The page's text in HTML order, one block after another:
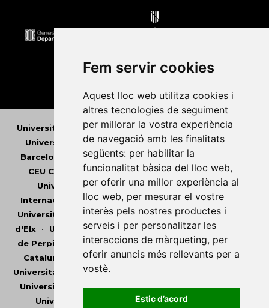
Fem servir cookies
Aquest lloc web utilitza cookies i
altres tecnologies de seguiment
per millorar la vostra experiència
de navegació amb les finalitats
següents: per habilitar la
funcionalitat bàsica del lloc web,
per oferir una millor experiència al
lloc web, per mesurar el vostre
interès pels nostres productes i
serveis i per personalitzar les
interaccions de màrqueting, per
oferir anuncis més rellevants per a
vostè.
Estic d’acord
Universitat Abat Oliba CEU • Universitat d'Alacant
Universitat d'Andorra•Universitat Autònoma de
Barcelona
Universitat de Barcelona •
CEU Cardenal Herrera•Universitat de Girona•
Universitat de les Illes Balears•Universitat
Internacional de Catalunya•Universitat Jaume I
Universitat de Lleida•Universitat Miguel Hernández
d'Elx• Universitat Oberta de Catalunya•Universitat
de Perpinyà Via Domitia•Universitat Politècnica de
Catalunya
Universitat Politècnica de València •
Universitat Pompeu Fabra
Universitat Rovira i Virgili•Universitat de Sàsser•
Universitat de València•Universitat de Vic -